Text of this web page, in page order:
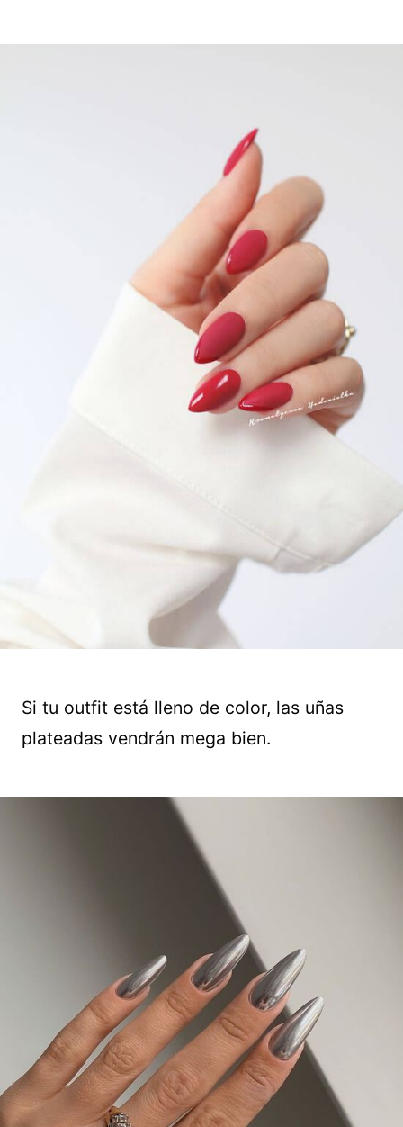
Si tu outfit está lleno de color, las uñas
plateadas vendrán mega bien.